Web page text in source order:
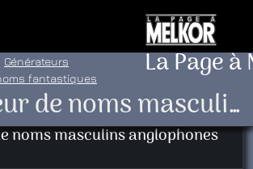
contenu
La Page
Générateurs
fantastiques
Générateur de noms masculins anglophones d'humains
noms masculins anglophones